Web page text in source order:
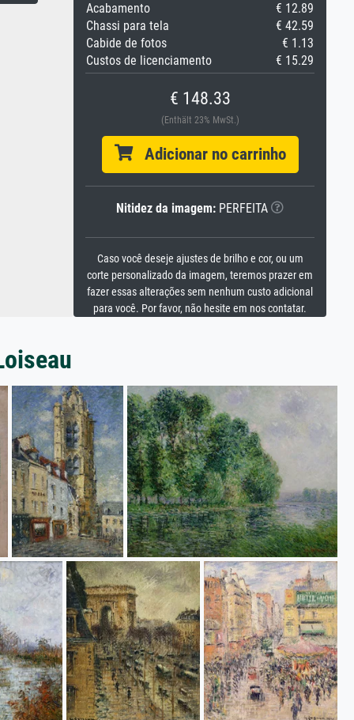
Acabamento
€ 12.89
Chassi para tela
€ 42.59
Cabide de fotos
€ 1.13
Custos de licenciamento
€ 15.29
€ 148.33
(Enthält 23% MwSt.)
Adicionar no carrinho
Nitidez da imagem: PERFEITA
Caso você deseje ajustes de brilho e cor, ou um
corte personalizado da imagem, teremos prazer em
fazer essas alterações sem nenhum custo adicional
para você. Por favor, não hesite em nos contatar.